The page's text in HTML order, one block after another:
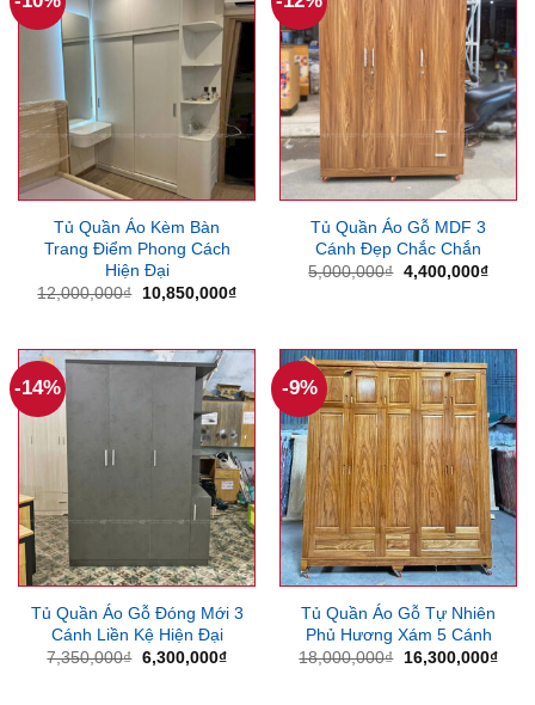
Tủ Quần Áo Kèm Bàn
Trang Điểm Phong Cách
Hiện Đại
12,000,000₫
Giá
10,850,000₫Giá
10,850,000₫.
Tủ Quần Áo Gỗ MDF 3
Cánh Đẹp Chắc Chắn
5,000,000₫ Giá
4,400,000₫Giá
-14%
Tủ Quần Áo Gỗ Đóng Mới 3
Cánh Liền Kệ Hiện Đại
7,350,000₫ Giá
6,300,000₫Giá
-9%
Tủ Quần Áo Gỗ Tự Nhiên
Phủ Hương Xám 5 Cánh
18,000,000₫
Giá
16,300,000₫Giá